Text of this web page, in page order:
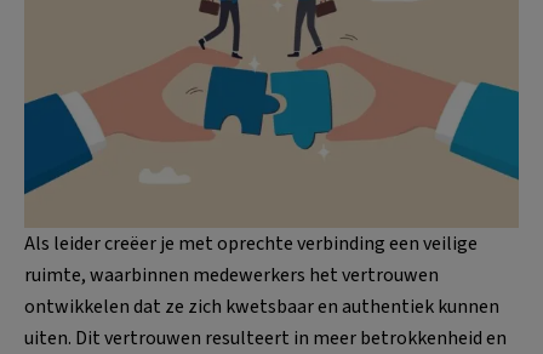
Als leider creëer je met oprechte verbinding een veilige
ruimte, waarbinnen medewerkers het vertrouwen
ontwikkelen dat ze zich kwetsbaar en authentiek kunnen
uiten. Dit vertrouwen resulteert in meer betrokkenheid en